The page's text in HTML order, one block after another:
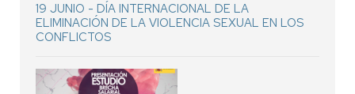
19 JUNIO - DÍA INTERNACIONAL DE LA
ELIMINACIÓN DE LA VIOLENCIA SEXUAL EN LOS
CONFLICTOS